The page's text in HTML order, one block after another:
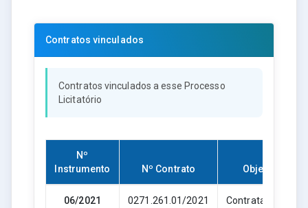
Contratos vinculados
Contratos vinculados a esse Processo
Licitatório
Nº
Instrumento
Nº Contrato Objeto
06/2021 0271.261.01/2021
Contratação